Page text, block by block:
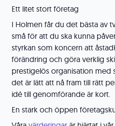
Ett litet stort företag
I Holmen får du det bästa av
små för att du ska kunna
styrkan som koncern att
förändring och göra verklig
prestigelös organisation med
det är lätt att nå fram till rätt
idé till genomförande är kort.
En stark och öppen